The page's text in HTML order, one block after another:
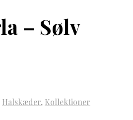
– Sølv
Halskæder, Kollektioner